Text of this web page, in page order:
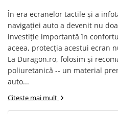
În era ecranelor tactile și a
navigației auto a devenit nu
investiție importantă în
aceea, protecția acestui ecran
La Duragon.ro, folosim și
poliuretanică -- un material
auto...
Citeste mai mult